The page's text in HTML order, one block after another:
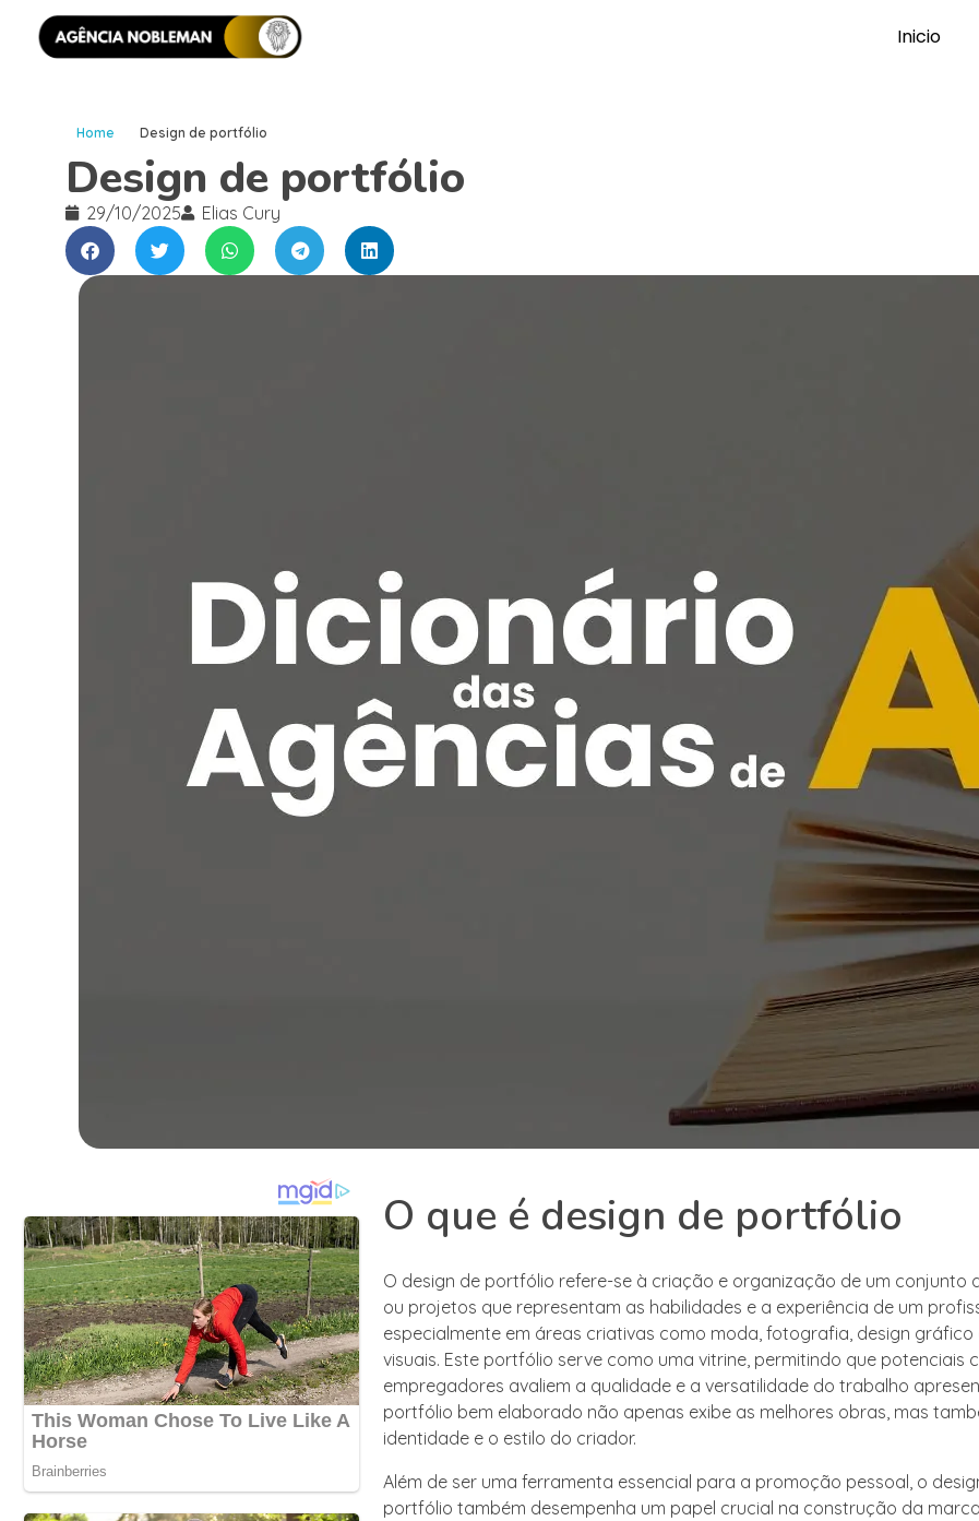
Inicio
Home Design de portfólio
Design de portfólio
29/10/2025 Elias Cury
O que é design de portfólio
O design de portfólio refere-se à criação e organização de um conjunto
ou projetos que representam as habilidades e a experiência de um
especialmente em áreas criativas como moda, fotografia, design gráfico
visuais. Este portfólio serve como uma vitrine, permitindo que potenciais
empregadores avaliem a qualidade e a versatilidade do trabalho
portfólio bem elaborado não apenas exibe as melhores obras, mas
identidade e o estilo do criador.
Além de ser uma ferramenta essencial para a promoção pessoal, o
portfólio também desempenha um papel crucial na construção da